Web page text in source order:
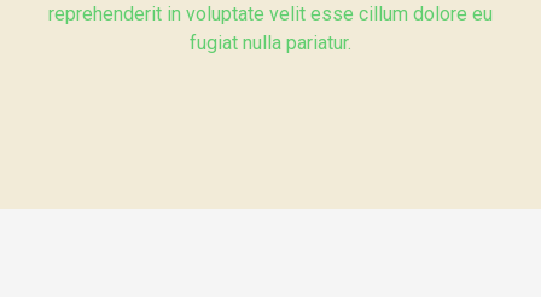
reprehenderit in voluptate velit esse cillum dolore eu
fugiat nulla pariatur.